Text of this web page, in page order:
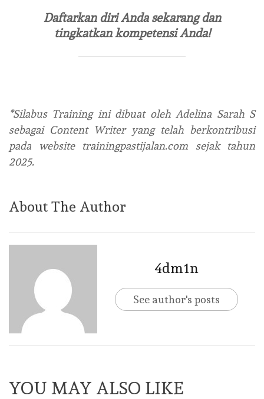
Daftarkan diri Anda sekarang dan
tingkatkan kompetensi Anda!
*Silabus Training ini dibuat oleh Adelina Sarah S
sebagai Content Writer yang telah berkontribusi
pada website trainingpastijalan.com sejak tahun
2025.
About The Author
4dm1n
See author's posts
YOU MAY ALSO LIKE